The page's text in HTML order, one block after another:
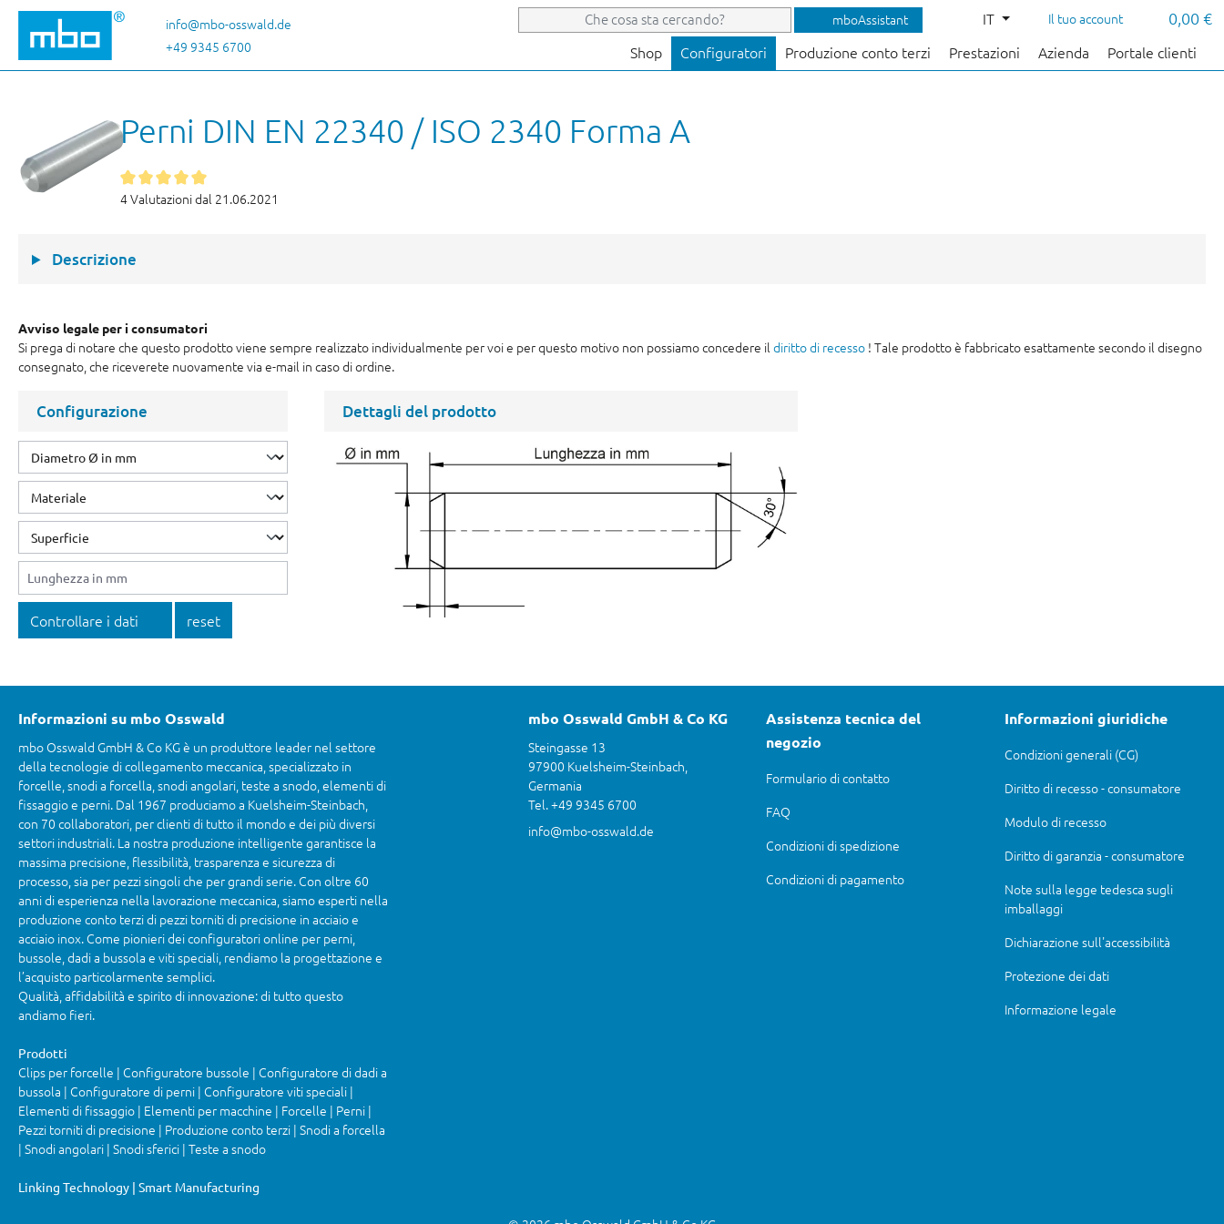
al contenuto principale
Salta alla ricerca
Passa alla navigazione principaleinfo@mbo-osswald.de
+49 9345 6700
mboAssistant IT Il tuo account 0,00 €
Shop Configuratori Produzione conto terzi Prestazioni Azienda Portale clienti
Perni DIN EN 22340 / ISO 2340 Forma A
4 Valutazioni dal 21.06.2021
Descrizione
Avviso legale per i consumatori
Si prega di notare che questo prodotto viene sempre realizzato individualmente per voi e per questo motivo non possiamo concedere il diritto di recesso ! Tale prodotto è fabbricato esattamente secondo il disegno
consegnato, che riceverete nuovamente via e-mail in caso di ordine.
Configurazione
Controllare i dati reset
Dettagli del prodotto
Informazioni su mbo Osswald
mbo Osswald GmbH & Co KG è un produttore leader nel settore
della tecnologie di collegamento meccanica, specializzato in
forcelle, snodi a forcella, snodi angolari, teste a snodo, elementi di
fissaggio e perni. Dal 1967 produciamo a Kuelsheim-Steinbach,
con 70 collaboratori, per clienti di tutto il mondo e dei più diversi
settori industriali. La nostra produzione intelligente garantisce la
massima precisione, flessibilità, trasparenza e sicurezza di
processo, sia per pezzi singoli che per grandi serie. Con oltre 60
anni di esperienza nella lavorazione meccanica, siamo esperti nella
produzione conto terzi di pezzi torniti di precisione in acciaio e
acciaio inox. Come pionieri dei configuratori online per perni,
bussole, dadi a bussola e viti speciali, rendiamo la progettazione e
l’acquisto particolarmente semplici.
Qualità, affidabilità e spirito di innovazione: di tutto questo
andiamo fieri.
Prodotti
Clips per forcelle | Configuratore bussole | Configuratore di dadi a
bussola | Configuratore di perni | Configuratore viti speciali |
Elementi di fissaggio | Elementi per macchine | Forcelle | Perni |
Pezzi torniti di precisione | Produzione conto terzi | Snodi a forcella
| Snodi angolari | Snodi sferici | Teste a snodo
Linking Technology | Smart Manufacturing
mbo Osswald GmbH & Co KG
Steingasse 13
97900 Kuelsheim-Steinbach,
Germania
Tel. +49 9345 6700
info@mbo-osswald.de
Assistenza tecnica del
negozio
Formulario di contatto
FAQ
Condizioni di spedizione
Condizioni di pagamento
Informazioni giuridiche
Condizioni generali (CG)
Diritto di recesso - consumatore
Modulo di recesso
Diritto di garanzia - consumatore
Note sulla legge tedesca sugli
imballaggi
Dichiarazione sull'accessibilità
Protezione dei dati
Informazione legale